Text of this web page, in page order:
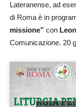
Lateranense, ad
di Roma è in
missione” con
Comunicazione. 20